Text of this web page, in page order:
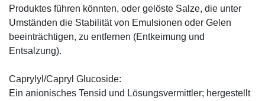
Produktes führen könnten, oder gelöste Salze, die unter
Umständen die Stabilität von Emulsionen oder Gelen
beeinträchtigen, zu entfernen (Entkeimung und
Entsalzung).
Caprylyl/Capryl Glucoside:
Ein anionisches Tensid und Lösungsvermittler; hergestellt